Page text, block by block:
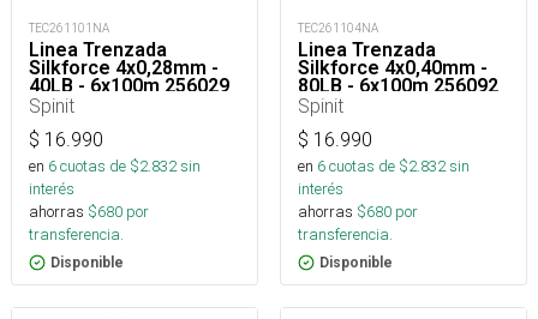
TEC261101NA
Linea Trenzada
Silkforce 4x0,28mm -
40LB - 6x100m 256029
Spinit
$ 16.990
en 6cuotas de $2.832sin
interés
ahorras $680 por
transferencia.
Disponible
TEC261104NA
Linea Trenzada
Silkforce 4x0,40mm -
80LB - 6x100m 256092
Spinit
$ 16.990
en 6cuotas de $2.832sin
interés
ahorras $680 por
transferencia.
Disponible